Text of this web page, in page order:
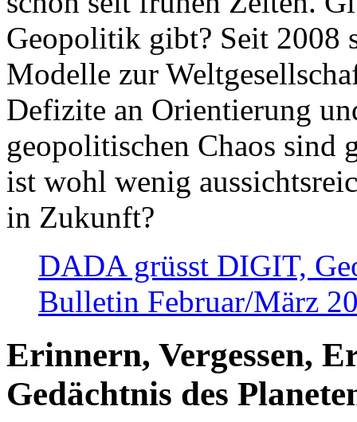
Geopolitik gibt? Seit 2008
Modelle zur
Defizite an Orientierung
geopolitischen Chaos sind
ist wohl wenig
in Zukunft?
DADA grüsst DIGIT,
Bulletin Februar/März
Erinnern, Vergessen,
Gedächtnis des